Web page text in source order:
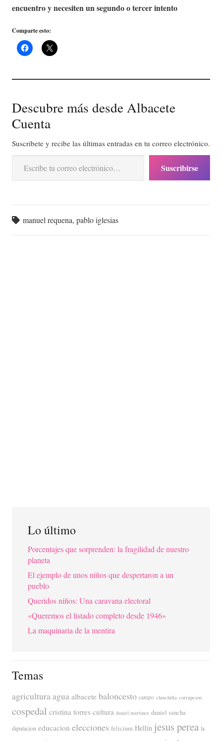
encuentro y necesiten un segundo o tercer intento
Comparte esto:
Descubre más desde Albacete
Cuenta
Suscríbete y recibe las últimas entradas en tu correo electrónico.
Escribe tu correo electrónico…
Suscribirse
manuel requena,pablo iglesias
Lo último
Porcentajes que sorprenden: la fragilidad de nuestro
planeta
El ejemplo de unos niños que despertaron a un
pueblo
Queridos niños: Una caravana electoral
«Queremos el listado completo desde 1946»
La maquinaria de la mentira
Temas
agriculturaagua albacete baloncesto campo chinchilla corrupcion
cospedal cristina torres cultura daniel martinez daniel sancha
diputacion educacion elecciones felicium Hellín jesus perea la